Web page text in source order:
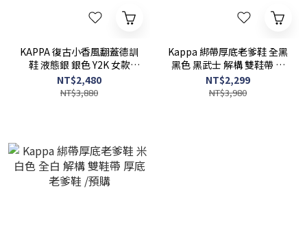
KAPPA 復古小香風翻蓋德訓
鞋 液態銀 銀色 Y2K 女款
K0FZ5CC22CA-171/預購
NT$2,480
NT$3,880
Kappa 綁帶厚底老爹鞋 全黑
黑色 黑武士 解構 雙鞋帶 厚
底 老爹鞋/預購
NT$2,299
NT$3,980